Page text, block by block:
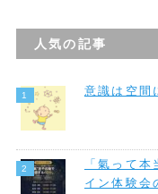
人気の記事
意識は空間
「氣って
イン体験会